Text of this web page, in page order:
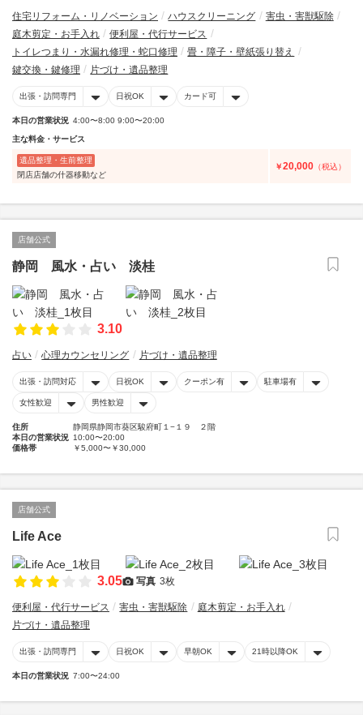
住宅リフォーム・リノベーション ハウスクリーニング
害虫・害獣駆除
庭木剪定・お手入れ
便利屋・代行サービス
トイレつまり・水漏れ修理・蛇口修理
畳・障子・壁紙張り替え
鍵交換・鍵修理
片づけ・遺品整理
出張・訪問専門 日祝OK カード可
本日の営業状況 4:00〜8:00 9:00〜20:00
主な料金・サービス
遺品整理・生前整理
閉店店舗の什器移動など
￥20,000 （税込）
店舗公式
静岡 風水・占い 淡桂
3.10
占い 心理カウンセリング 片づけ・遺品整理
出張・訪問対応 日祝OK クーポン有 駐車場有
女性歓迎 男性歓迎
住所
静岡県静岡市葵区駿府町１−１９ ２階
本日の営業状況 10:00〜20:00
価格帯
￥5,000〜￥30,000
店舗公式
Life Ace
3.05 写真 3枚
便利屋・代行サービス 害虫・害獣駆除
庭木剪定・お手入れ
片づけ・遺品整理
出張・訪問専門 日祝OK 早朝OK 21時以降OK
本日の営業状況 7:00〜24:00